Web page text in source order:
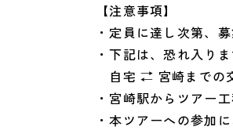
【注意事項】
・定員に達し次第、
・下記は、恐れ入り
自宅 ⇄ 宮崎までの
・宮崎駅からツアー
・本ツアーへの参加